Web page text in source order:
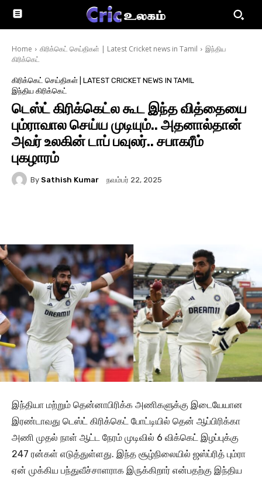
Home கிரிக்கெட் செய்திகள் | Latest Cricket news in Tamil
இந்திய
கிரிக்கெட்
கிரிக்கெட் செய்திகள் | LATEST CRICKET NEWS IN TAMIL
இந்திய கிரிக்கெட்
டெஸ்ட் கிரிக்கெட்ல கூட இந்த வித்தையை
பும்ராவால செய்ய முடியும்.. அதனால்தான்
அவர் உலகின் டாப் பவுலர்.. சபாகரீம்
புகழாரம்
By Sathish Kumar நவம்பர் 22, 2025
இந்தியா மற்றும் தென்னாபிரிக்க அணிகளுக்கு இடையேயான
இரண்டாவது டெஸ்ட் கிரிக்கெட் போட்டியில் தென் ஆப்பிரிக்கா
அணி முதல் நாள் ஆட்ட நேரம் முடிவில் 6 விக்கெட் இழப்புக்கு
247 ரன்கள் எடுத்துள்ளது. இந்த சூழ்நிலையில் ஜஸ்ப்ரித் பும்ரா
ஏன் முக்கிய பந்துவீச்சாளராக இருக்கிறார் என்பதற்கு இந்திய